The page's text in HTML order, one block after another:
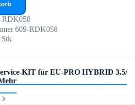
RDK058
609-RDK058
Stk
KIT für EU-PRO HYBRID 3.5/